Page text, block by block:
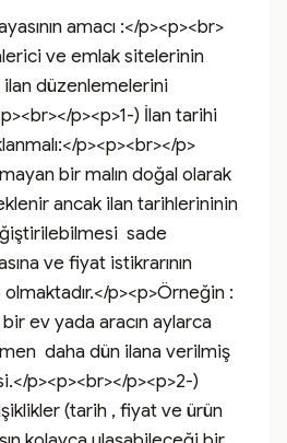
amacı :</p><p><br>
ve emlak sitelerinin
düzenlemelerini
p><p>1-) İlan tarihi
p><p><br></p>
bir malın doğal olarak
ancak ilan tarihlerininin
sade
ve fiyat istikrarının
p><p>Örneğin :
bir ev yada aracın aylarca
daha dün ilana verilmiş
p><p><br></p><p>2-)
(tarih , fiyat ve ürün